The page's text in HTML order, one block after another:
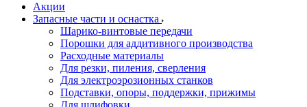
Акции
Запасные части и оснастка
Шарико-винтовые передачи
Порошки для аддитивного производства
Расходные материалы
Для резки, пиления, сверления
Для электроэрозионных станков
Подставки, опоры, поддержки, прижимы
Для шлифовки